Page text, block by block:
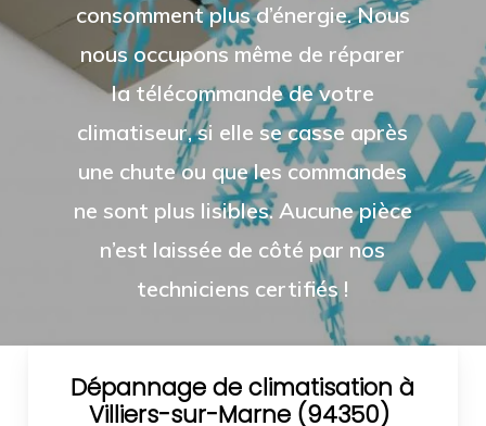
consomment plus d’énergie. Nous
nous occupons même de réparer
la télécommande de votre
climatiseur, si elle se casse après
une chute ou que les commandes
ne sont plus lisibles. Aucune pièce
n’est laissée de côté par nos
techniciens certifiés !
Dépannage de climatisation à
Villiers-sur-Marne (94350)